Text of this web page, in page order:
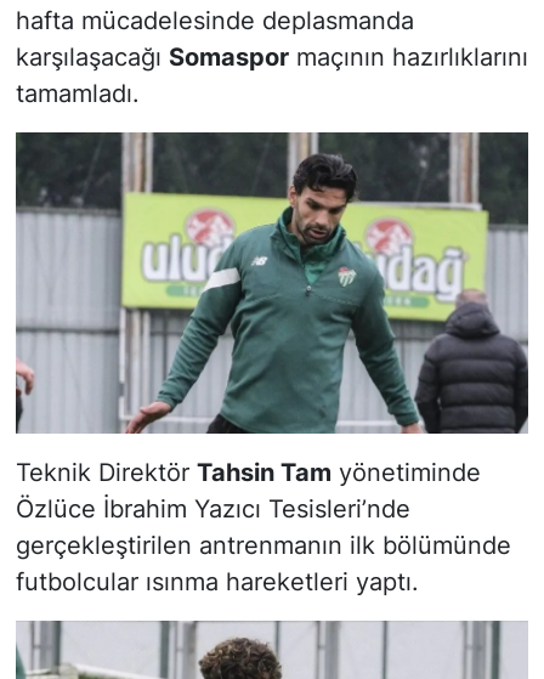
hafta mücadelesinde deplasmanda
karşılaşacağı Somaspormaçının hazırlıklarını
tamamladı.
Teknik Direktör Tahsin Tam yönetiminde
Özlüce İbrahim Yazıcı Tesisleri’nde
gerçekleştirilen antrenmanın ilk bölümünde
futbolcular ısınma hareketleri yaptı.